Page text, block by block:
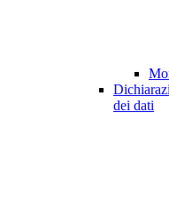
dei dati